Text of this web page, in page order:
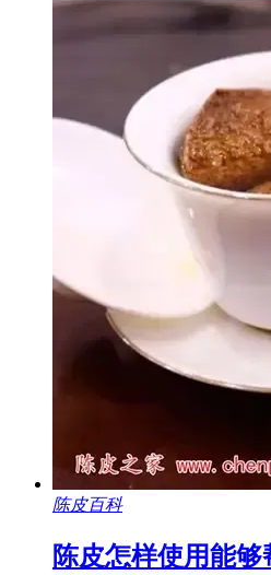
陈皮百科
陈皮怎样使用能